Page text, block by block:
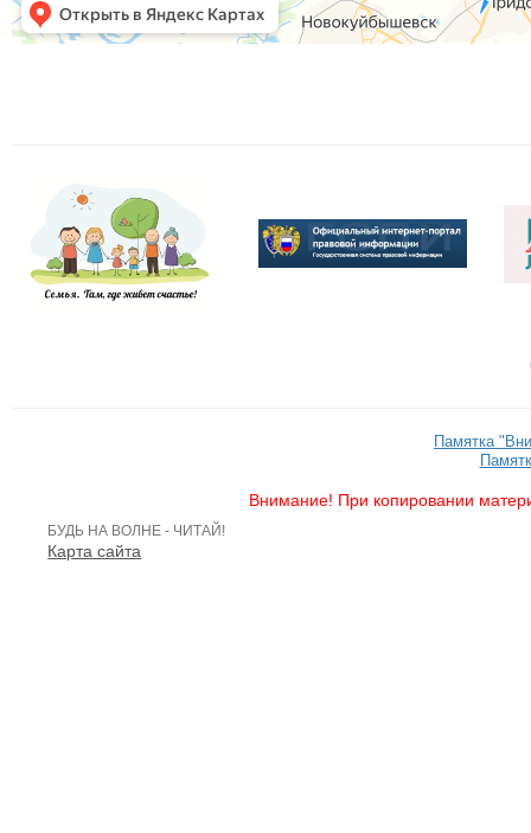
Памятка
Внимание! При копировании
БУДЬ НА ВОЛНЕ - ЧИТАЙ!
Карта сайта